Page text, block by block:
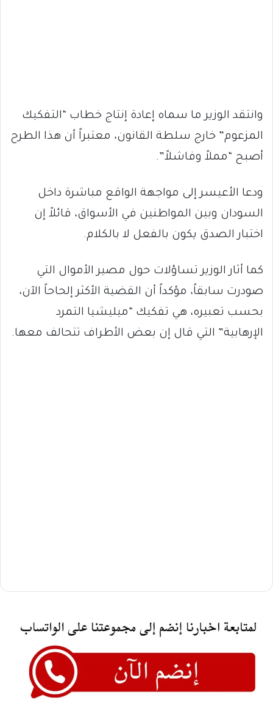
وانتقد الوزير ما سماه إعادة إنتاج خطاب “التفكيك
المزعوم” خارج سلطة القانون، معتبراً أن هذا الطرح
أصبح “مملاً وفاشلاً”.
ودعا الأعيسر إلى مواجهة الواقع مباشرة داخل
السودان وبين المواطنين في الأسواق، قائلاً إن
اختبار الصدق يكون بالفعل لا بالكلام.
كما أثار الوزير تساؤلات حول مصير الأموال التي
صودرت سابقاً، مؤكداً أن القضية الأكثر إلحاحاً الآن،
بحسب تعبيره، هي تفكيك “ميليشيا التمرد
الإرهابية” التي قال إن بعض الأطراف تتحالف معها.